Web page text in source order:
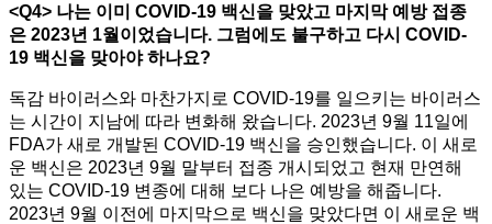
<Q4> 나는 이미 COVID-19 백신을 맞았고 마지막 예방 접종
은 2023년 1월이었습니다. 그럼에도 불구하고 다시 COVID-
19 백신을 맞아야 하나요?
독감 바이러스와 마찬가지로 COVID-19를 일으키는 바이러스
는 시간이 지남에 따라 변화해 왔습니다. 2023년 9월 11일에
FDA가 새로 개발된 COVID-19 백신을 승인했습니다. 이 새로
운 백신은 2023년 9월 말부터 접종 개시되었고 현재 만연해
있는 COVID-19 변종에 대해 보다 나은 예방을 해줍니다.
2023년 9월 이전에 마지막으로 백신을 맞았다면 이 새로운 백